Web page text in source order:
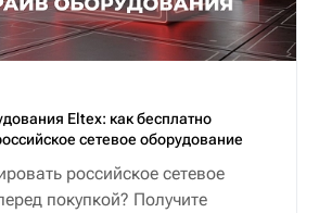
Eltex: как бесплатно
сетевое оборудование
российское сетевое
покупкой? Получите